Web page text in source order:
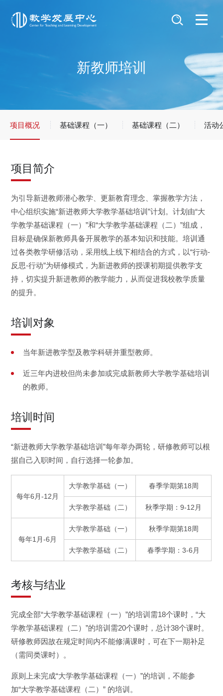
新教师培训
项目概况 基础课程（一） 基础课程（二） 活动
项目简介
为引导新进教师潜心教学、更新教育理念、掌握教学方法，
中心组织实施“新进教师大学教学基础培训”计划。计划由“大
学教学基础课程（一）”和“大学教学基础课程（二）”组成，
目标是确保新教师具备开展教学的基本知识和技能。培训通
过各类教学研修活动，采用线上线下相结合的方式，以“行动-
反思-行动”为研修模式，为新进教师的授课初期提供教学支
持，切实提升新进教师的教学能力，从而促进我校教学质量
的提升。
培训对象
当年新进教学型及教学科研并重型教师。
近三年内进校但尚未参加或完成新教师大学教学基础培训
的教师。
培训时间
“新进教师大学教学基础培训”每年举办两轮，研修教师可以根
据自己入职时间，自行选择一轮参加。
每年6 月-12 月
大学教学基础（一） 春季学期第18周
大学教学基础（二） 秋季学期：9-12 月
每年1 月-6 月
大学教学基础（一） 秋季学期第18周
大学教学基础（二） 春季学期：3-6 月
考核与结业
完成全部“大学教学基础课程（一）”的培训需18个课时，“大
学教学基础课程（二）”的培训需20个课时，总计38个课时。
研修教师因故在规定时间内不能修满课时，可在下一期补足
（需同类课时）。
原则上未完成“大学教学基础课程（一）”的培训，不能参
加“大学教学基础课程（二）” 的培训。